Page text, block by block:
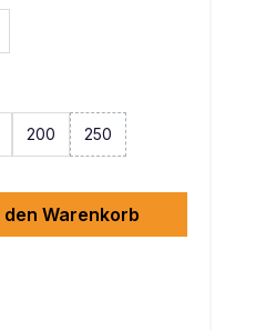
200 250
den Warenkorb